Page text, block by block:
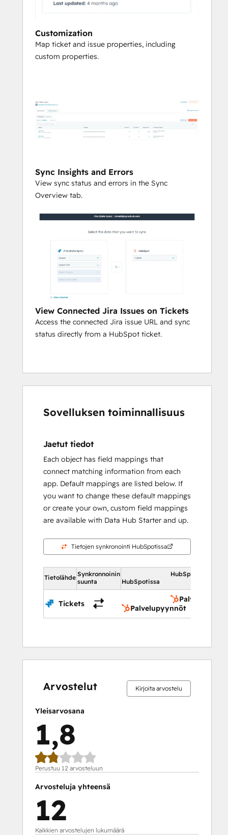
Customization
Map ticket and issue properties, including
custom properties.
Sync Insights and Errors
View sync status and errors in the Sync
Overview tab.
View Connected Jira Issues on Tickets
Access the connected Jira issue URL and sync
status directly from a HubSpot ticket.
Sovelluksen toiminnallisuus
Jaetut tiedot
Each object has field mappings that
connect matching information from each
app. Default mappings are listed below. If
you want to change these default mappings
or create your own, custom field mappings
are available with Data Hub Starter and up.
Tietojen synkronointi HubSpotissa
Tietolähde Synkronnoinin
suunta
HubSpotissa
HubSpotissa
Tickets
Palvelupyynnöt
Arvostelut Kirjoita arvostelu
Yleisarvosana
1,8
Perustuu 12 arvosteluun
Arvosteluja yhteensä
12
Kaikkien arvostelujen lukumäärä